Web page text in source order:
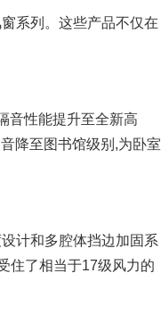
系列。这些产品不仅在
音性能提升至全新高
降至图书馆级别,为卧室
计和多腔体挡边加固系
住了相当于17级风力的